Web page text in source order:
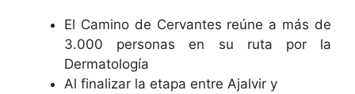
El Camino de Cervantes reúne a más de
3.000 personas en su ruta por la
Dermatología
Al finalizar la etapa entre Ajalvir y